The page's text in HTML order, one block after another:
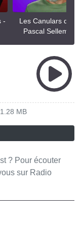
-
Les Canulars de
Pascal Sellem
1.28 MB
sur Radio